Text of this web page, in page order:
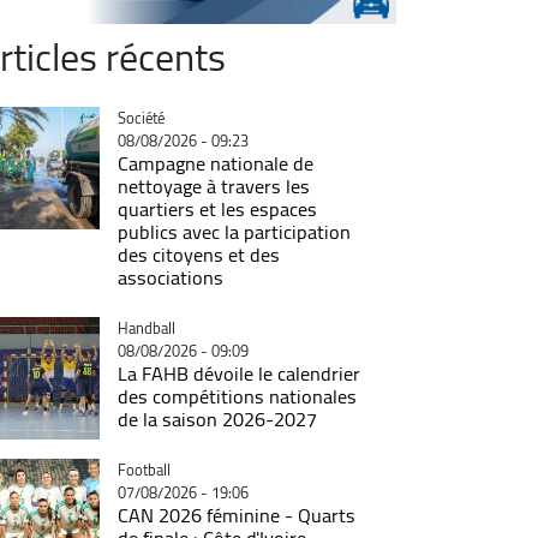
récents
Catégorie
Société
08/08/2026 - 09:23
Campagne nationale de
nettoyage à travers les
quartiers et les espaces
publics avec la participation
des citoyens et des
associations
Catégorie
Handball
08/08/2026 - 09:09
La FAHB dévoile le calendrier
des compétitions nationales
de la saison 2026-2027
Catégorie
Football
07/08/2026 - 19:06
CAN 2026 féminine - Quarts